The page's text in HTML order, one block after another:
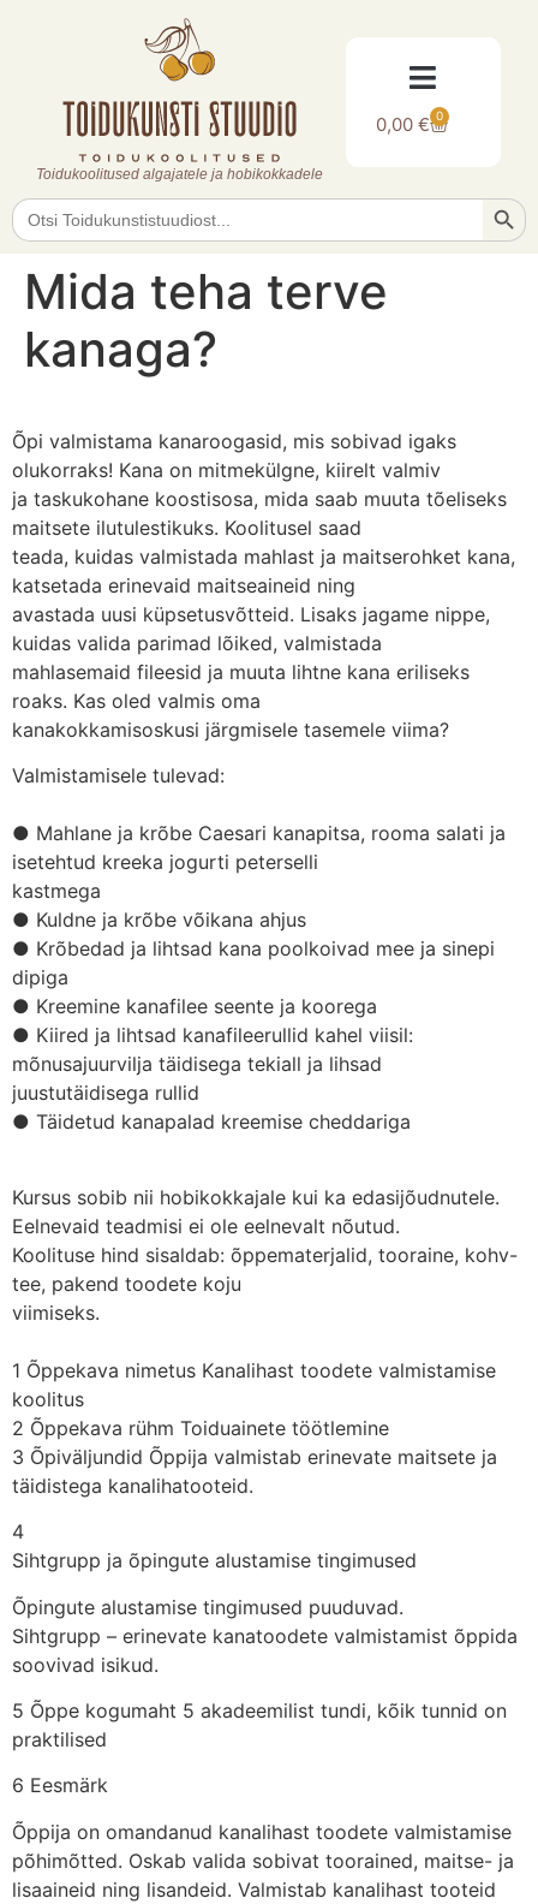
Toidukoolitused algajatele ja hobikokkadele
0,00€ 0
Search
for:
Mida teha terve
kanaga?
Õpi valmistama kanaroogasid, mis sobivad igaks
olukorraks! Kana on mitmekülgne, kiirelt valmiv
ja taskukohane koostisosa, mida saab muuta tõeliseks
maitsete ilutulestikuks. Koolitusel saad
teada, kuidas valmistada mahlast ja maitserohket kana,
katsetada erinevaid maitseaineid ning
avastada uusi küpsetusvõtteid. Lisaks jagame nippe,
kuidas valida parimad lõiked, valmistada
mahlasemaid fileesid ja muuta lihtne kana eriliseks
roaks. Kas oled valmis oma
kanakokkamisoskusi järgmisele tasemele viima?
Valmistamisele tulevad:
● Mahlane ja krõbe Caesari kanapitsa, rooma salati ja
isetehtud kreeka jogurti peterselli
kastmega
● Kuldne ja krõbe võikana ahjus
● Krõbedad ja lihtsad kana poolkoivad mee ja sinepi
dipiga
● Kreemine kanafilee seente ja koorega
● Kiired ja lihtsad kanafileerullid kahel viisil:
mõnusajuurvilja täidisega tekiall ja lihsad
juustutäidisega rullid
● Täidetud kanapalad kreemise cheddariga
Kursus sobib nii hobikokkajale kui ka edasijõudnutele.
Eelnevaid teadmisi ei ole eelnevalt nõutud.
Koolituse hind sisaldab: õppematerjalid, tooraine, kohv-
tee, pakend toodete koju
viimiseks.
1 Õppekava nimetus Kanalihast toodete valmistamise
koolitus
2 Õppekava rühm Toiduainete töötlemine
3 Õpiväljundid Õppija valmistab erinevate maitsete ja
täidistega kanalihatooteid.
4
Sihtgrupp ja õpingute alustamise tingimused
Õpingute alustamise tingimused puuduvad.
Sihtgrupp – erinevate kanatoodete valmistamist õppida
soovivad isikud.
5 Õppe kogumaht 5 akadeemilist tundi, kõik tunnid on
praktilised
6 Eesmärk
Õppija on omandanud kanalihast toodete valmistamise
põhimõtted. Oskab valida sobivat toorained, maitse- ja
lisaaineid ning lisandeid. Valmistab kanalihast tooteid